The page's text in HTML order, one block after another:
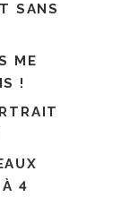
SANS
ME
!
4